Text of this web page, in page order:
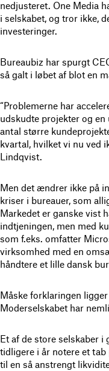
nedjusteret. One Media
i selskabet, og tror ikke,
investeringer.
Bureaubiz har spurgt
så galt i løbet af blot en
“Problemerne har
udskudte projekter og en
antal større
kvartal, hvilket vi nu ved
Lindqvist.
Men det ændrer ikke på
kriser i bureauer, som
Markedet er ganske vist
indtjeningen, men med
som f.eks. omfatter
virksomhed med en
håndtere et lille dansk
Måske forklaringen
Moderselskabet har
Et af de store selskaber
tidligere i år notere et tab
til en så anstrengt